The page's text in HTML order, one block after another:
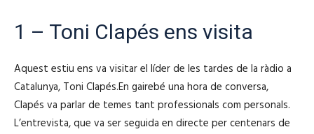
1 – Toni Clapés ens visita
Aquest estiu ens va visitar el líder de les tardes de la ràdio a
Catalunya, Toni Clapés.En gairebé una hora de conversa,
Clapés va parlar de temes tant professionals com personals.
L’entrevista, que va ser seguida en directe per centenars de